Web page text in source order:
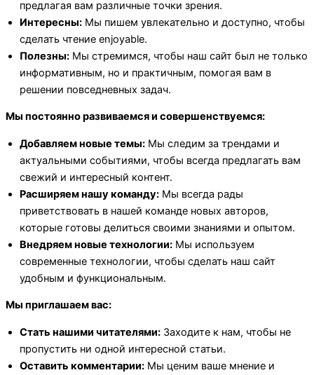
предлагая вам различные точки зрения.
Интересны: Мы пишем увлекательно и доступно, чтобы
сделать чтение enjoyable.
Полезны: Мы стремимся, чтобы наш сайт был не только
информативным, но и практичным, помогая вам в
решении повседневных задач.
Мы постоянно развиваемся и совершенствуемся:
Добавляем новые темы: Мы следим за трендами и
актуальными событиями, чтобы всегда предлагать вам
свежий и интересный контент.
Расширяем нашу команду: Мы всегда рады
приветствовать в нашей команде новых авторов,
которые готовы делиться своими знаниями и опытом.
Внедряем новые технологии: Мы используем
современные технологии, чтобы сделать наш сайт
удобным и функциональным.
Мы приглашаем вас:
Стать нашими читателями: Заходите к нам, чтобы не
пропустить ни одной интересной статьи.
Оставить комментарии: Мы ценим ваше мнение и